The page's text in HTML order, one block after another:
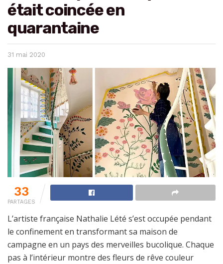
était coincée en
quarantaine
31 mai 2020
33
PARTAGES
L’artiste française Nathalie Lété s’est occupée pendant
le confinement en transformant sa maison de
campagne en un pays des merveilles bucolique. Chaque
pas à l’intérieur montre des fleurs de rêve couleur